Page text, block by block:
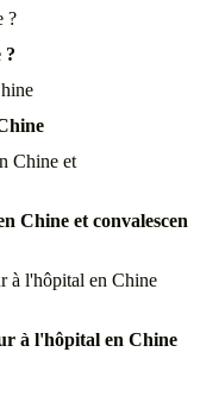
?
Chine et convalescen
à l'hôpital en Chine